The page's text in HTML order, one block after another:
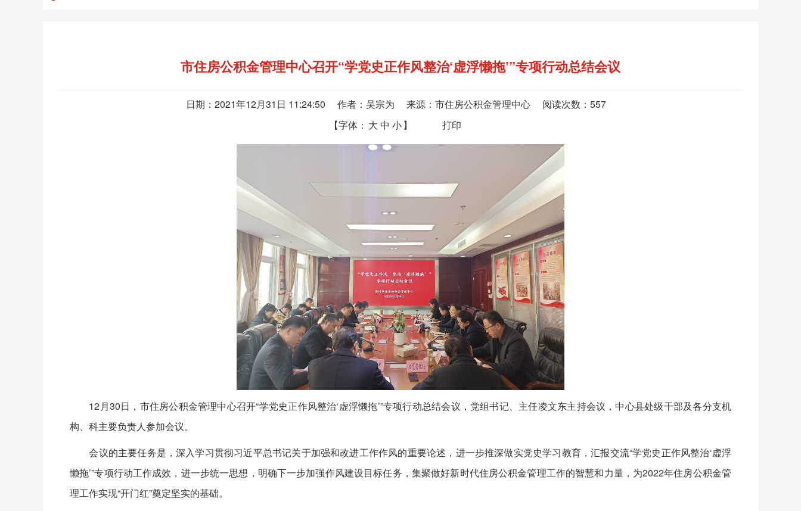
市住房公积金管理中心召开“学党史正作风整治‘虚浮懒拖’”专项行动总结会议
日期：2021年12月31日 11:24:50 作者：吴宗为 来源：市住房公积金管理中心 阅读次数： 557
【字体： 大 中 小】 打印
12月30日，市住房公积金管理中心召开“学党史正作风整治‘虚浮懒拖’”专项行动总结会议，党组书记、主任凌文东主持会议，中心县处级干部及各分支机
构、科主要负责人参加会议。
会议的主要任务是，深入学习贯彻习近平总书记关于加强和改进工作作风的重要论述，进一步推深做实党史学习教育，汇报交流“学党史正作风整治‘虚浮
懒拖’”专项行动工作成效，进一步统一思想，明确下一步加强作风建设目标任务，集聚做好新时代住房公积金管理工作的智慧和力量，为2022年住房公积金管
理工作实现“开门红”奠定坚实的基础。